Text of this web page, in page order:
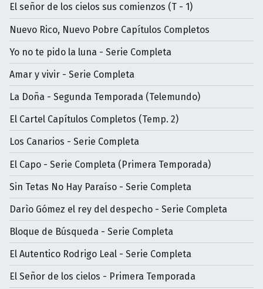
El señor de los cielos sus comienzos (T - 1)
Nuevo Rico, Nuevo Pobre Capítulos Completos
Yo no te pido la luna - Serie Completa
Amar y vivir - Serie Completa
La Doña - Segunda Temporada (Telemundo)
El Cartel Capítulos Completos (Temp. 2)
Los Canarios - Serie Completa
El Capo - Serie Completa (Primera Temporada)
Sin Tetas No Hay Paraíso - Serie Completa
Darìo Gómez el rey del despecho - Serie Completa
Bloque de Búsqueda - Serie Completa
El Autentico Rodrigo Leal - Serie Completa
El Señor de los cielos - Primera Temporada